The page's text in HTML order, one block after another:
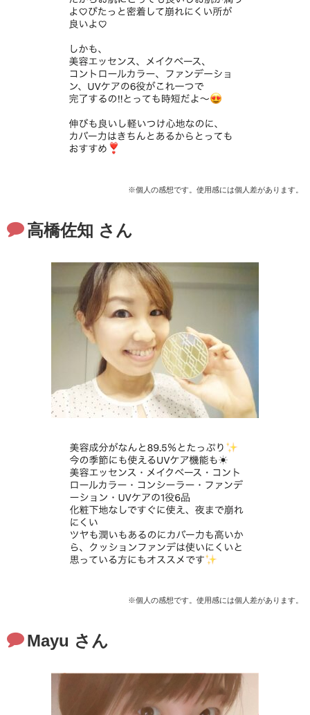
※個人の感想です。使用感には個人差があります。
高橋佐知 さん
※個人の感想です。使用感には個人差があります。
Mayu さん